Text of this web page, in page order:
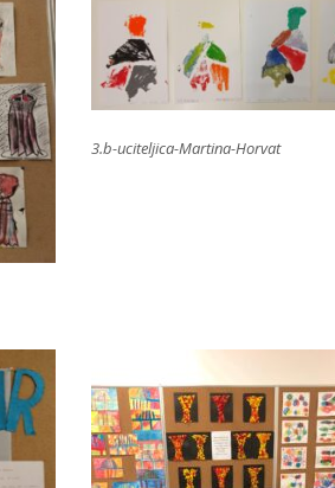
3.b-uciteljica-Martina-Horvat